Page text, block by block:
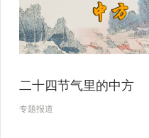
二十四节气里的中方
专题报道